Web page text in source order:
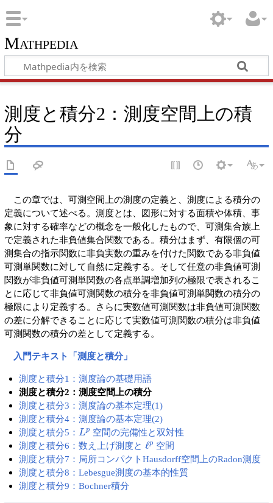
Mathpedia
測度と積分2：測度空間上の積
分
この章では、可測空間上の測度の定義と、測度による積分の
定義について述べる。測度とは、図形に対する面積や体積、事
象に対する確率などの概念を一般化したもので、可測集合族上
で定義された非負値集合関数である。積分はまず、有限個の可
測集合の指示関数に非負実数の重みを付けた関数である非負値
可測単関数に対して自然に定義する。そして任意の非負値可測
関数が非負値可測単関数の各点単調増加列の極限で表されるこ
とに応じて非負値可測関数の積分を非負値可測単関数の積分の
極限により定義する。さらに実数値可測関数は非負値可測関数
の差に分解できることに応じて実数値可測関数の積分は非負値
可測関数の積分の差として定義する。
入門テキスト「測度と積分」
測度と積分1：測度論の基礎用語
測度と積分2：測度空間上の積分
測度と積分3：測度論の基本定理(1)
測度と積分4：測度論の基本定理(2)
測度と積分5：Lp 空間の完備性と双対性
測度と積分6：数え上げ測度とℓp空間
測度と積分7：局所コンパクトHausdorff空間上のRadon測度
測度と積分8：Lebesgue測度の基本的性質
測度と積分9：Bochner積分